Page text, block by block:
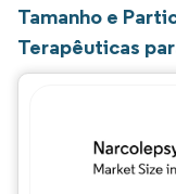
Tamanho e
Terapêuticas